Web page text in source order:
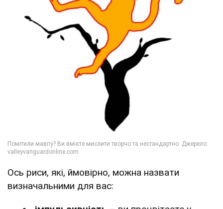
Ось риси, які, ймовірно, можна назвати
визначальними для вас: